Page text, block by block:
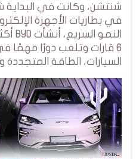
شنتشن، وكانت في
6 قارات وتلعب دورًا مهمًا
السيارات، الطاقة